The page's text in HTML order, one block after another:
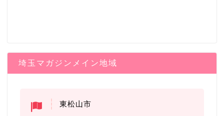
埼玉マガジンメイン地域
東松山市